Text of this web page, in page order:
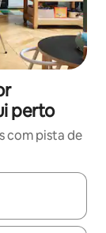
perto
com pista de
explore-os